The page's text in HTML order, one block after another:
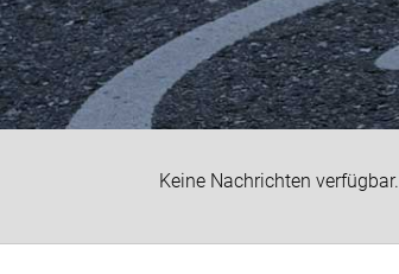
Keine Nachrichten verfügbar.